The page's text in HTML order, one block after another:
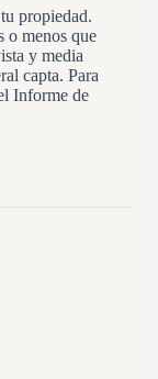
propiedad.
o menos que
y media
capta. Para
Informe de